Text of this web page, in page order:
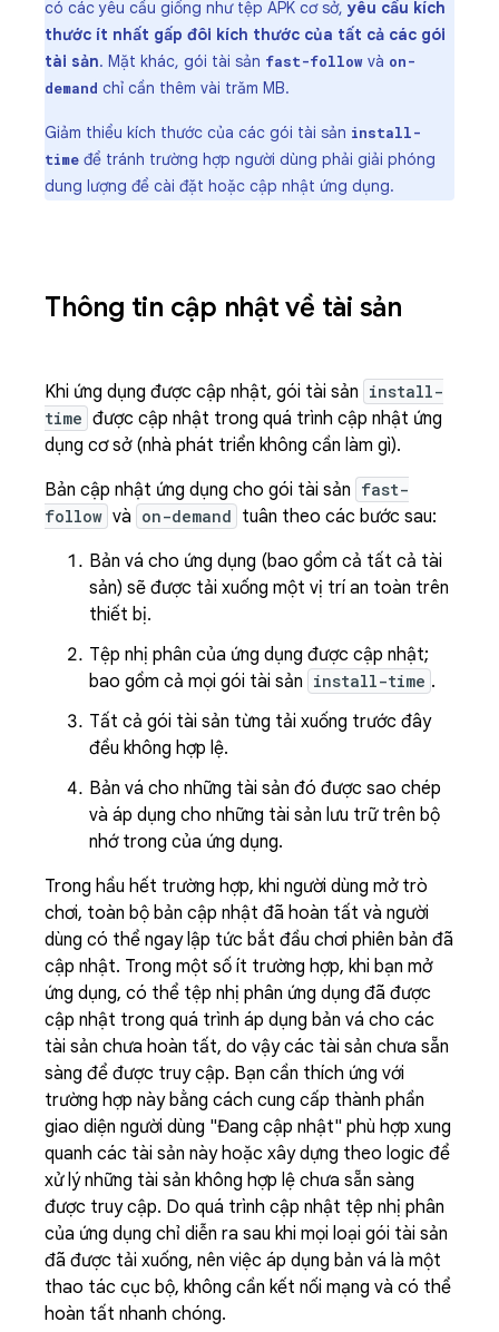
có các yêu cầu giống như tệp APK cơ sở, yêu cầu kích
thước ít nhất gấp đôi kích thước của tất cả các gói
tài sản. Mặt khác, gói tài sản fast-follow và on-
demand chỉ cần thêm vài trăm MB.
Giảm thiểu kích thước của các gói tài sản install-
time để tránh trường hợp người dùng phải giải phóng
dung lượng để cài đặt hoặc cập nhật ứng dụng.
Thông tin cập nhật về tài sản
Khi ứng dụng được cập nhật, gói tài sản install-
time được cập nhật trong quá trình cập nhật ứng
dụng cơ sở (nhà phát triển không cần làm gì).
Bản cập nhật ứng dụng cho gói tài sản fast-
follow và on-demand tuân theo các bước sau:
Bản vá cho ứng dụng (bao gồm cả tất cả tài
sản) sẽ được tải xuống một vị trí an toàn trên
thiết bị.
Tệp nhị phân của ứng dụng được cập nhật;
bao gồm cả mọi gói tài sản install-time .
Tất cả gói tài sản từng tải xuống trước đây
đều không hợp lệ.
Bản vá cho những tài sản đó được sao chép
và áp dụng cho những tài sản lưu trữ trên bộ
nhớ trong của ứng dụng.
Trong hầu hết trường hợp, khi người dùng mở trò
chơi, toàn bộ bản cập nhật đã hoàn tất và người
dùng có thể ngay lập tức bắt đầu chơi phiên bản đã
cập nhật. Trong một số ít trường hợp, khi bạn mở
ứng dụng, có thể tệp nhị phân ứng dụng đã được
cập nhật trong quá trình áp dụng bản vá cho các
tài sản chưa hoàn tất, do vậy các tài sản chưa sẵn
sàng để được truy cập. Bạn cần thích ứng với
trường hợp này bằng cách cung cấp thành phần
giao diện người dùng "Đang cập nhật" phù hợp xung
quanh các tài sản này hoặc xây dựng theo logic để
xử lý những tài sản không hợp lệ chưa sẵn sàng
được truy cập. Do quá trình cập nhật tệp nhị phân
của ứng dụng chỉ diễn ra sau khi mọi loại gói tài sản
đã được tải xuống, nên việc áp dụng bản vá là một
thao tác cục bộ, không cần kết nối mạng và có thể
hoàn tất nhanh chóng.